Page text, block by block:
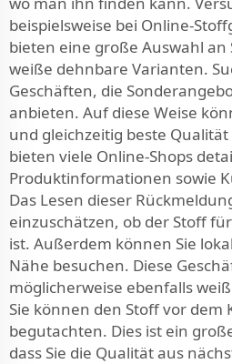
beispielsweise bei Online-
bieten eine große Auswahl
weiße dehnbare Varianten.
Geschäften, die
anbieten. Auf diese Weise
und gleichzeitig beste
bieten viele Online-Shops
Produktinformationen sowie
Das Lesen dieser
einzuschätzen, ob der Stoff
ist. Außerdem können Sie
Nähe besuchen. Diese
möglicherweise ebenfalls
Sie können den Stoff vor
begutachten. Dies ist ein
dass Sie die Qualität aus